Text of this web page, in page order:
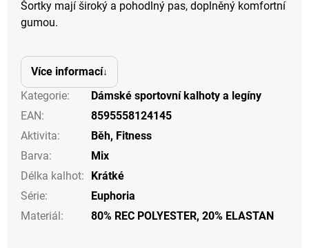
Šortky mají široký a pohodlný pas, doplněný komfortní
gumou.
Více informací
Kategorie:
Dámské sportovní kalhoty a legíny
EAN:
8595558124145
Aktivita: Běh, Fitness
Barva:
Mix
Délka kalhot:
Krátké
Série:
Euphoria
Materiál: 80% REC POLYESTER, 20% ELASTAN